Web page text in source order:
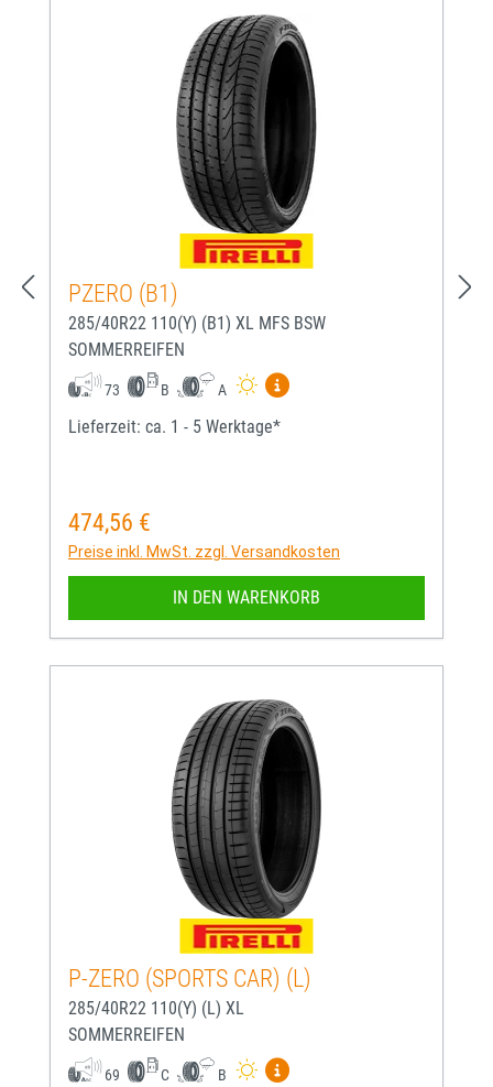
PZERO (B1)
285/40R22 110(Y) (B1) XL MFS BSW
SOMMERREIFEN
73 B A
Mehr Informationen zum
Lieferzeit: ca. 1 - 5 Werktage*
Regulärer Preis:
474,56 €
Preise inkl. MwSt. zzgl. Versandkosten
IN DEN WARENKORB
P-ZERO (SPORTS CAR) (L)
285/40R22 110(Y) (L) XL
SOMMERREIFEN
69 C B
Mehr Informationen zum